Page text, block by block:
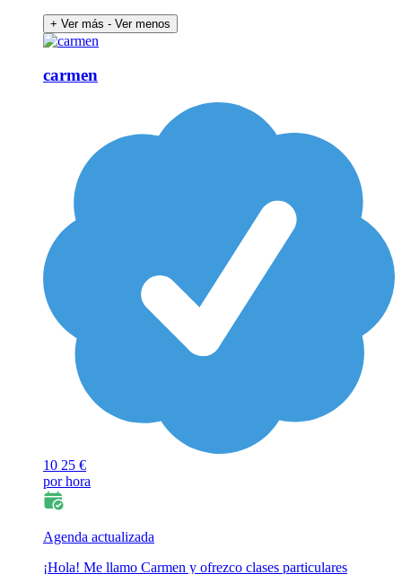
+ Ver más - Ver menos
carmen
10 25 €
por hora
Agenda actualizada
¡Hola! Me llamo Carmen y ofrezco clases particulares